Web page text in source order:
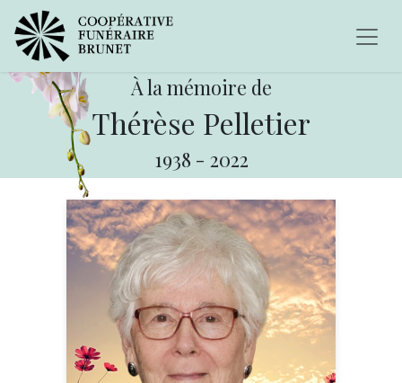
À la mémoire de
Thérèse Pelletier
1938 - 2022